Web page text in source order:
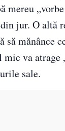
mereu
jur. O altă
să mănânce
va atrage
sale.